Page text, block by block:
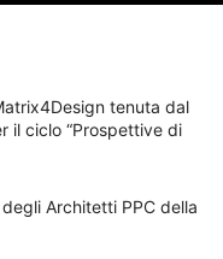
tenuta dal
il ciclo “Prospettive di
Architetti PPC della